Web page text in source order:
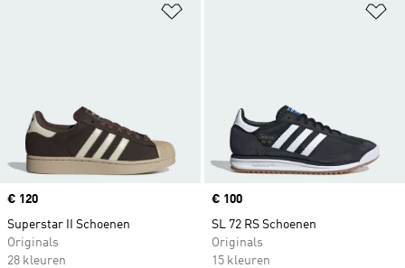
Price
€ 120
Superstar II Schoenen
Originals
28 kleuren
Price
€ 100
SL 72 RS Schoenen
Originals
15 kleuren